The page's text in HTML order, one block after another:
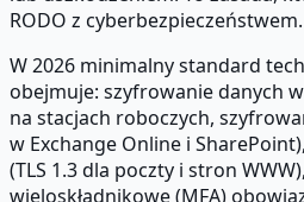
RODO z cyberbezpieczeństwem.
W 2026 minimalny standard
obejmuje: szyfrowanie danych
na stacjach roboczych,
w Exchange Online i
(TLS 1.3 dla poczty i stron
wieloskładnikowe (MFA)